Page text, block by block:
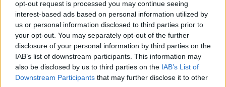
opt-out request is processed you may continue seeing
interest-based ads based on personal information utilized by
us or personal information disclosed to third parties prior to
your opt-out. You may separately opt-out of the further
disclosure of your personal information by third parties on the
IAB’s list of downstream participants. This information may
also be disclosed by us to third parties on the IAB’s List of
Downstream Participants that may further disclose it to other
την αντιμετώπιση της ενεργειακής κρίσης, επεσήμανε ο υπουργός
Περιβάλλοντος και Ενέργειας, Σταύρος Παπασταύρου,…